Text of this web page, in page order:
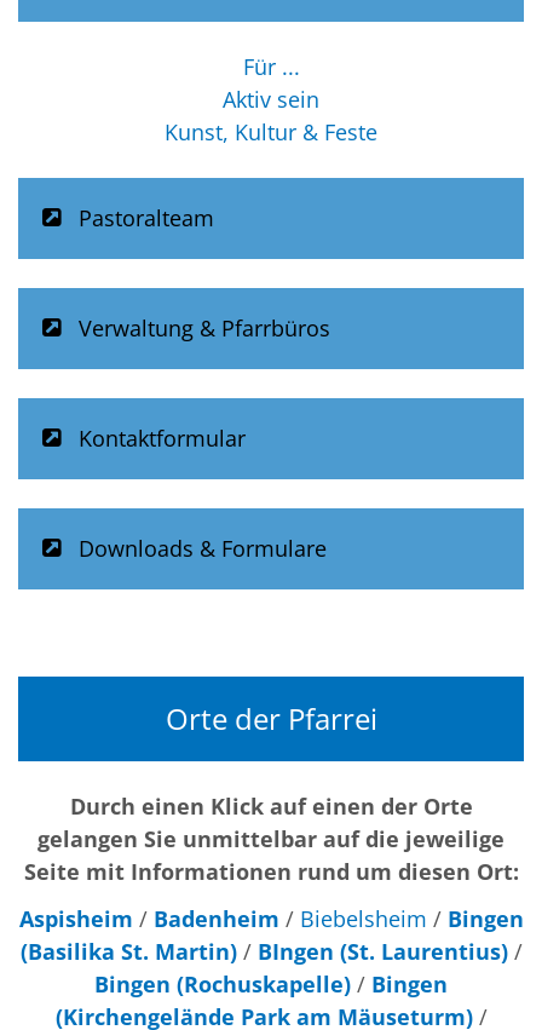
Für ...
Aktiv sein
Kunst, Kultur & Feste
Pastoralteam
Verwaltung & Pfarrbüros
Kontaktformular
Downloads & Formulare
Orte der Pfarrei
Durch einen Klick auf einen der Orte
gelangen Sie unmittelbar auf die jeweilige
Seite mit Informationen rund um diesen Ort:
Aspisheim / Badenheim / Biebelsheim / Bingen
(Basilika St. Martin)/ BIngen (St. Laurentius)/
Bingen (Rochuskapelle) / Bingen
(Kirchengelände Park am Mäuseturm)/